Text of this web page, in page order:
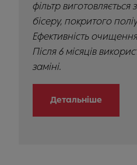
фільтр
бісеру, покритого
Ефективність
Після 6 місяців
заміні.
Детальніше